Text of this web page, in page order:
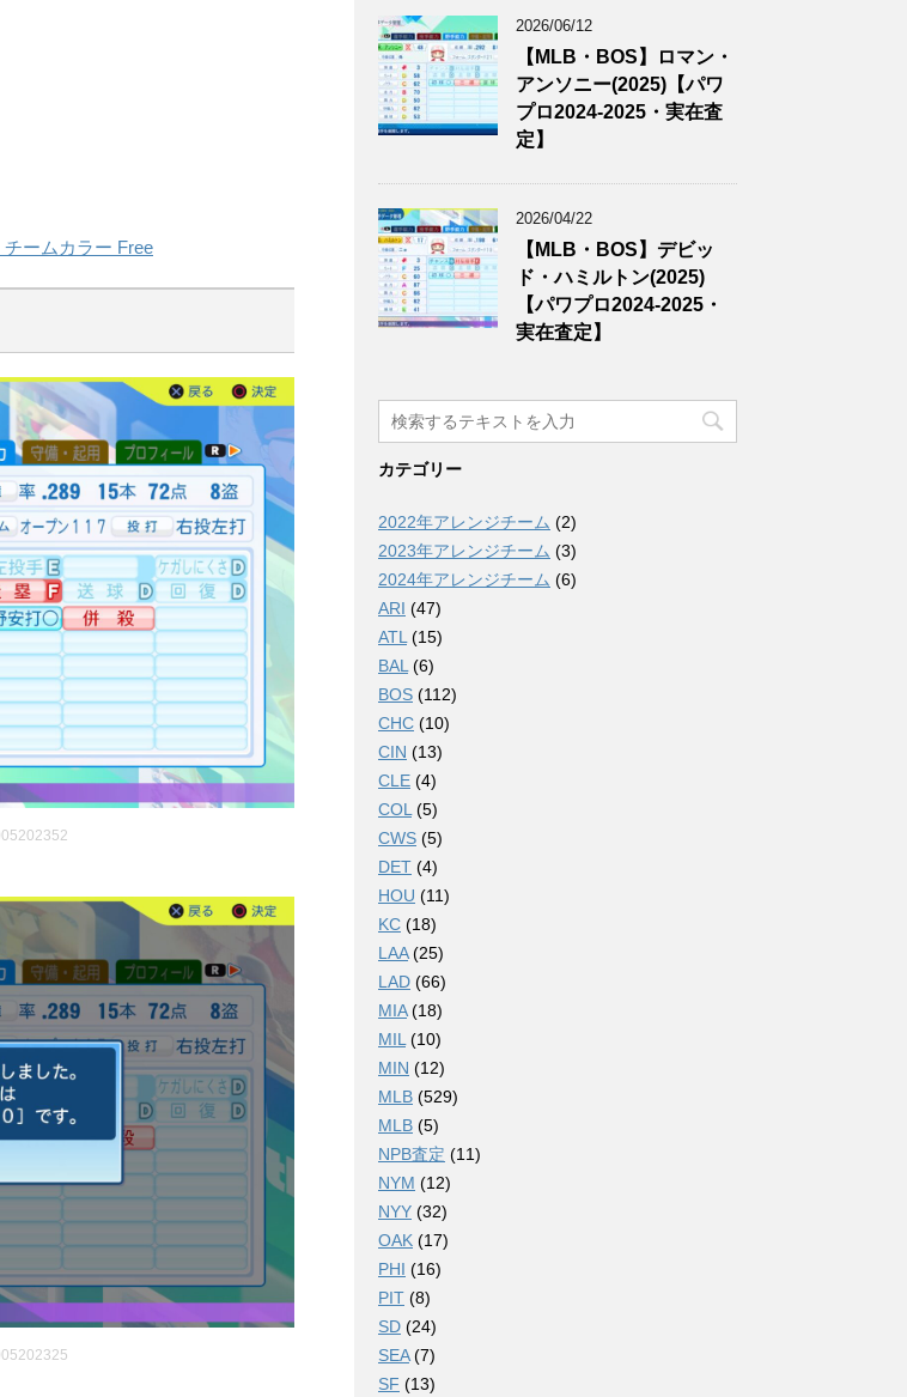
ームカラー Free
2026/06/12
【MLB・BOS】ロマン・
アンソニー(2025)【パワ
プロ2024-2025・実在査
定】
2026/04/22
【MLB・BOS】デビッ
ド・ハミルトン(2025)
【パワプロ2024-2025・
実在査定】
カテゴリー
2022年アレンジチーム (2)
2023年アレンジチーム (3)
2024年アレンジチーム (6)
ARI (47)
ATL (15)
BAL (6)
BOS (112)
CHC (10)
CIN (13)
CLE (4)
COL (5)
CWS (5)
DET (4)
HOU (11)
KC (18)
LAA(25)
LAD (66)
MIA(18)
MIL (10)
MIN (12)
MLB (529)
MLB (5)
NPB査定 (11)
NYM (12)
NYY (32)
OAK (17)
PHI (16)
PIT (8)
SD (24)
SEA(7)
SF (13)